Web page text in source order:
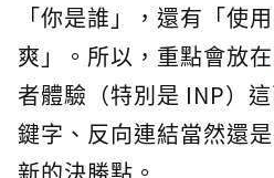
「你是誰」，還有「使
爽」。所以，重點會放在
者體驗（特別是 INP）
鍵字、反向連結當然還